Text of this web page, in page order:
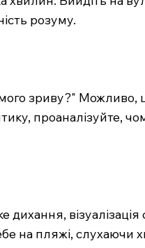
розуму.
зриву?"
проаналізуйте,
на пляжі, слухаючи